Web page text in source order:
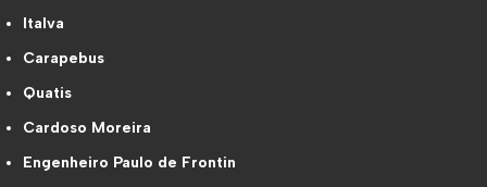
Italva
Carapebus
Quatis
Cardoso Moreira
Engenheiro Paulo de Frontin